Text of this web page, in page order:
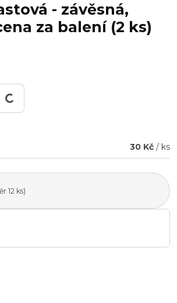
- závěsná,
za balení (2 ks)
30 Kč / ks
12 ks)